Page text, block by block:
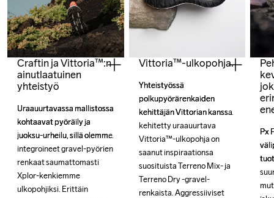
Craftin ja Vittoria™:n
ainutlaatuinen
yhteistyö
Uraauurtavassa mallistossa
kohtaavat pyöräily ja
juoksu-urheilu, sillä olemme
integroineet gravel-pyörien
renkaat saumattomasti
Xplor-kenkiemme
ulkopohjiksi. Erittäin
Uraauurtavassa mallistossa
kohtaavat pyöräily ja
juoksu-urheilu, sillä olemme
integroineet gravel-pyörien
renkaat saumattomasti
Xplor-kenkiemme
ulkopohjiksi. Erittäin
Vittoria™-ulkopohja.
Yhteistyössä
polkupyörärenkaiden
kehittäjän Vittorian kanssa
kehitetty uraauurtava
Vittoria™-ulkopohja on
saanut inspiraationsa
suosituista Terreno Mix- ja
Terreno Dry -gravel-
renkaista. Aggressiiviset
Yhteistyössä
polkupyörärenkaiden
kehittäjän Vittorian kanssa
kehitetty uraauurtava
Vittoria™-ulkopohja on
saanut inspiraationsa
suosituista Terreno Mix- ja
Terreno Dry -gravel-
renkaista. Aggressiiviset
Px
Px